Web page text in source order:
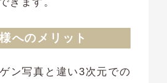
きます。
へのメリット
ン写真と違い3次元での